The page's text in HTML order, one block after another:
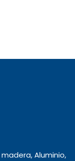
Aluminio,